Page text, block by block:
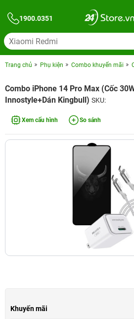
1900.0351
Trang chủ Phụ kiện Combo khuyến mãi
Combo iPhone 14 Pro Max (Cốc
Innostyle+Dán Kingbull) SKU:
Xem cấu hình So sánh
Khuyến mãi